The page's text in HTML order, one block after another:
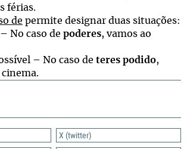
X (twitter)
férias.
de permite designar duas situações:
No caso de poderes, vamos ao
– No caso de teres podido,